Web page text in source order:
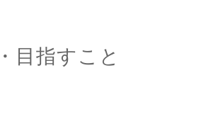
目指すこと